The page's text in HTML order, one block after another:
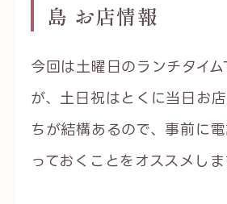
島 お店情報
今回は土曜日のランチタイ
が、土日祝はとくに当日お
ちが結構あるので、事前に
っておくことをオススメしま